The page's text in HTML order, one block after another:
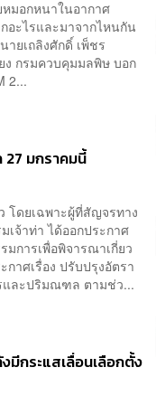
มอกหนาในอากาศ
อะไรและมาจากไหนกัน
ยเถลิงศักดิ์ เพ็ชร
กรมควบคุมมลพิษ บอก
2...
27 มกราคมนี้
โดยเฉพาะผู้ที่สัญจรทาง
เจ้าท่า ได้ออกประกาศ
การเพื่อพิจารณาเกี่ยว
าศเรื่อง ปรับปรุงอัตรา
และปริมณฑล ตามช่ว...
มีกระแสเลื่อนเลือกตั้ง